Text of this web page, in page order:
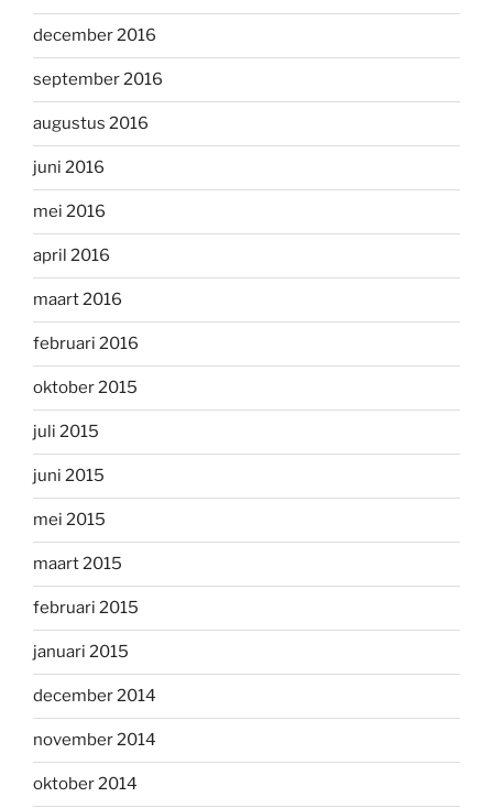
december 2016
september 2016
augustus 2016
juni 2016
mei 2016
april 2016
maart 2016
februari 2016
oktober 2015
juli 2015
juni 2015
mei 2015
maart 2015
februari 2015
januari 2015
december 2014
november 2014
oktober 2014